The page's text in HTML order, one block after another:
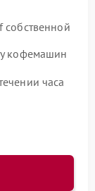
кофемашин
часа